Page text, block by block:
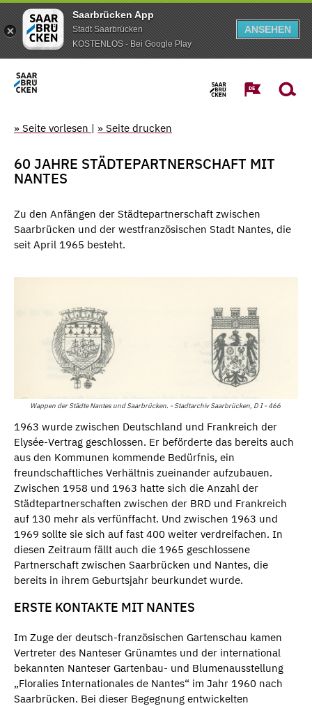
Saarbrücken App
Stadt Saarbrücken
KOSTENLOS - Bei Google Play
ANSEHEN
» Seite vorlesen | » Seite drucken
60 JAHRE STÄDTEPARTNERSCHAFT MIT
NANTES
Zu den Anfängen der Städtepartnerschaft zwischen
Saarbrücken und der westfranzösischen Stadt Nantes, die
seit April 1965 besteht.
Wappen der Städte Nantes und Saarbrücken. - Stadtarchiv Saarbrücken, D I - 466
1963 wurde zwischen Deutschland und Frankreich der
Elysée-Vertrag geschlossen. Er beförderte das bereits auch
aus den Kommunen kommende Bedürfnis, ein
freundschaftliches Verhältnis zueinander aufzubauen.
Zwischen 1958 und 1963 hatte sich die Anzahl der
Städtepartnerschaften zwischen der BRD und Frankreich
auf 130 mehr als verfünffacht. Und zwischen 1963 und
1969 sollte sie sich auf fast 400 weiter verdreifachen. In
diesen Zeitraum fällt auch die 1965 geschlossene
Partnerschaft zwischen Saarbrücken und Nantes, die
bereits in ihrem Geburtsjahr beurkundet wurde.
ERSTE KONTAKTE MIT NANTES
Im Zuge der deutsch-französischen Gartenschau kamen
Vertreter des Nanteser Grünamtes und der international
bekannten Nanteser Gartenbau- und Blumenausstellung
„Floralies Internationales de Nantes“ im Jahr 1960 nach
Saarbrücken. Bei dieser Begegnung entwickelten